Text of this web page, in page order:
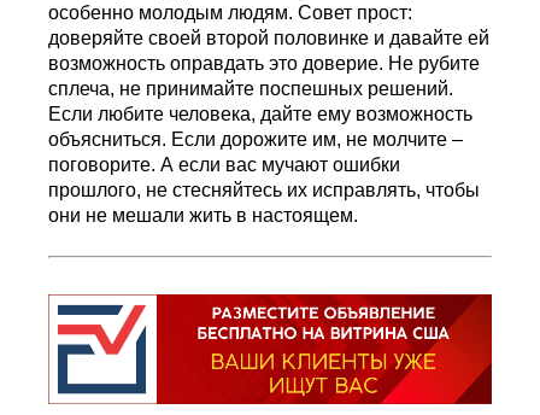
особенно молодым людям. Совет прост:
доверяйте своей второй половинке и давайте ей
возможность оправдать это доверие. Не рубите
сплеча, не принимайте поспешных решений.
Если любите человека, дайте ему возможность
объясниться. Если дорожите им, не молчите –
поговорите. А если вас мучают ошибки
прошлого, не стесняйтесь их исправлять, чтобы
они не мешали жить в настоящем.